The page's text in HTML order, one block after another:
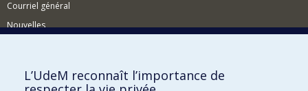
Courriel général
Nouvelles
Comment soutenir le CÉRIUM?
L’UdeM reconnaît l’importance de